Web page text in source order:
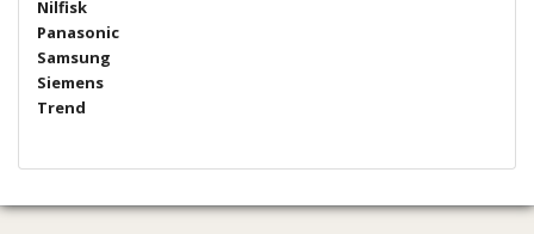
Nilfisk
Panasonic
Samsung
Siemens
Trend